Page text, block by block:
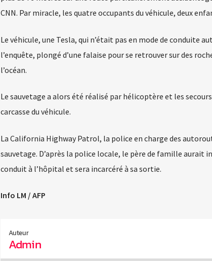
CNN. Par miracle, les quatre occupants du véhicule, deux
Le véhicule, une Tesla, qui n’était pas en mode de conduite
l’enquête, plongé d’une falaise pour se retrouver sur des
l’océan.
Le sauvetage a alors été réalisé par hélicoptère et les
carcasse du véhicule.
La California Highway Patrol, la police en charge des
sauvetage. D’après la police locale, le père de famille
conduit à l’hôpital et sera incarcéré à sa sortie.
Info LM / AFP
Auteur
Admin